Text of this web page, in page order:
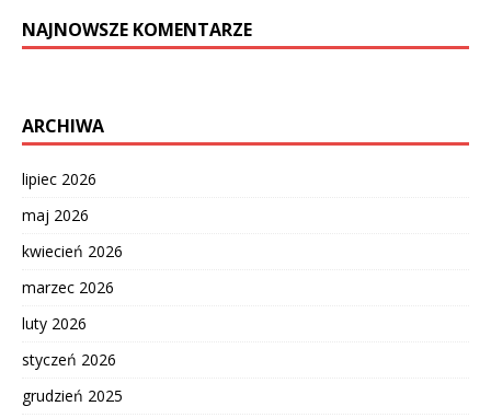
NAJNOWSZE KOMENTARZE
ARCHIWA
lipiec 2026
maj 2026
kwiecień 2026
marzec 2026
luty 2026
styczeń 2026
grudzień 2025